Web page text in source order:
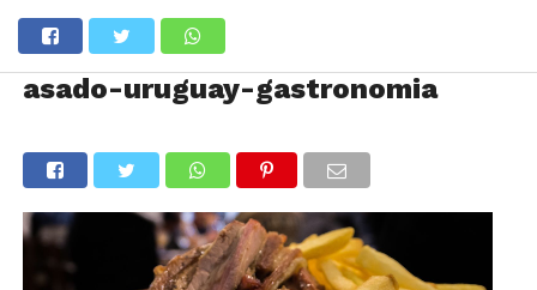
asado-uruguay-gastronomia